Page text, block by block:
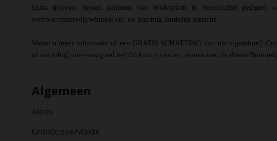
Extra troeven: tussen centrum van Wolvertem & Steenhuffel gelegen,
vervoer/onderwijs/winkels etc. en prachtig landelijk uitzicht.
Wenst u meer informatie of een GRATIS SCHATTING van uw eigendom?
of via info@vmv-vastgoed.be! Of kunt u contact nemen met de dienst
Algemeen
Adres
Grondoppervlakte